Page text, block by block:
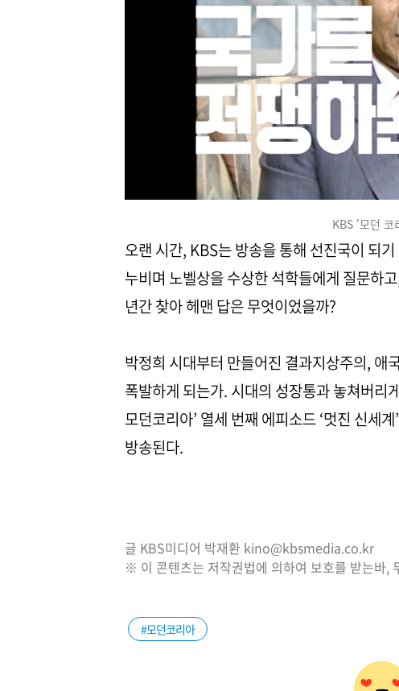
KBS '모던 코
오랜 시간, KBS는 방송을 통해 선진국이 되
누비며 노벨상을 수상한 석학들에게 질문하
년간 찾아 헤맨 답은 무엇이었을까?
박정희 시대부터 만들어진 결과지상주의, 애
폭발하게 되는가. 시대의 성장통과 놓쳐버리
모던코리아’ 열세 번째 에피소드 ‘멋진 신세
방송된다.
글 KBS미디어 박재환 kino@kbsmedia.co.kr
※ 이 콘텐츠는 저작권법에 의하여 보호를 받는바,
#모던코리아